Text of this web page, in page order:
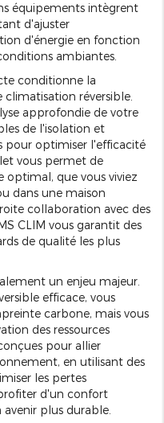
équipements intègrent
d'ajuster
d'énergie en fonction
ambiantes.
conditionne la
réversible.
approfondie de votre
de l'isolation et
pour optimiser l'efficacité
vous permet de
que vous viviez
dans une maison
collaboration avec des
CLIM vous garantit des
de qualité les plus
un enjeu majeur.
efficace, vous
carbone, mais vous
des ressources
pour allier
en utilisant des
les pertes
d'un confort
plus durable.